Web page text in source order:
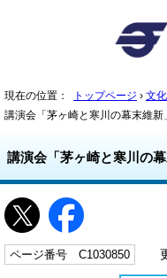
現在の位置： トップページ › 文
講演会「茅ヶ崎と寒川の幕末維新」
講演会「茅ヶ崎と寒川の幕
ページ番号 C1030850